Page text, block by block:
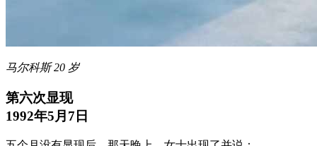
马尔科斯 20 岁
第六次显现
1992年5月7日